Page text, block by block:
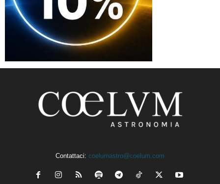
Contattaci: coelumastro@coelum.com